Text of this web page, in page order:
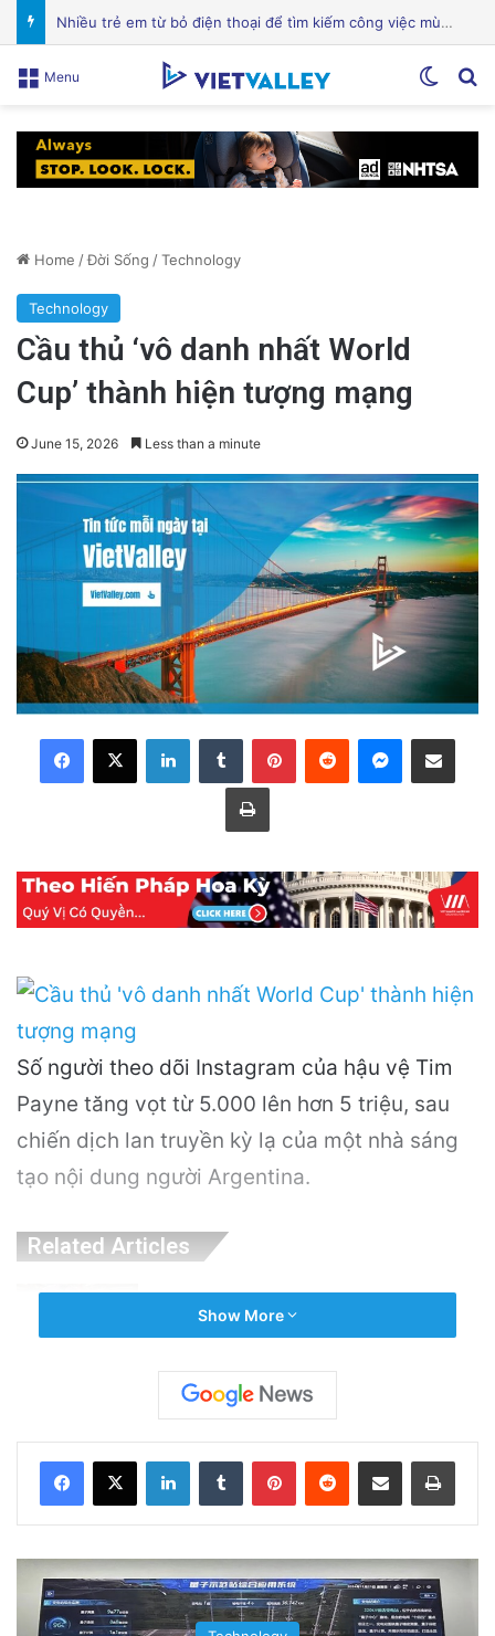
Chuyên Gia Dinh Dưỡng: Hỗ Trợ Bạn Ăn Uống Lành Mạnh, Thay Đổi Lối Sống và Quản Lý Bệnh Tật
Menu
Home /Đời Sống /Technology
Technology
Cầu thủ ‘vô danh nhất World
Cup’ thành hiện tượng mạng
June 15, 2026 Less than a minute
LinkedInTumblr PinterestReddit Messenger
Share via Email
Print
Số người theo dõi Instagram của hậu vệ Tim
Payne tăng vọt từ 5.000 lên hơn 5 triệu, sau
chiến dịch lan truyền kỳ lạ của một nhà sáng
tạo nội dung người Argentina.
Related Articles
Trên Thế Giới: Bước Đột Phá Trong Công
Nghệ Xây Dựng
18 hours ago
Qua Ảnh Vệ Tinh!
Đọc thêmRead More
Show More
LinkedInTumblr PinterestReddit Share via Email Print